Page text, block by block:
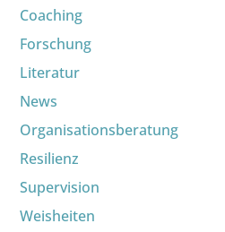
Coaching
Forschung
Literatur
News
Organisationsberatung
Resilienz
Supervision
Weisheiten